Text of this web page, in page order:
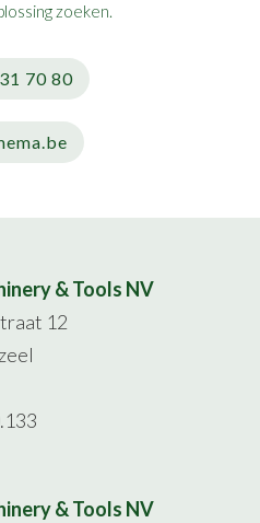
zoeken.
70 80
& Tools NV
12
& Tools NV